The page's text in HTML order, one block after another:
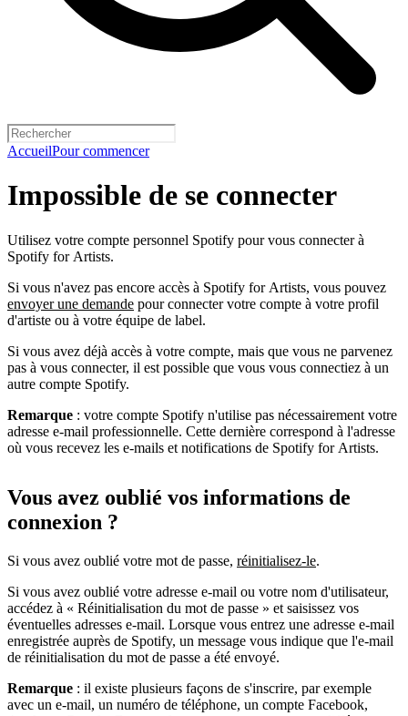
AccueilPour commencer
Impossible de se connecter
Utilisez votre compte personnel Spotify pour vous connecter à
Spotify for Artists.
Si vous n'avez pas encore accès à Spotify for Artists, vous pouvez
envoyer une demande pour connecter votre compte à votre profil
d'artiste ou à votre équipe de label.
Si vous avez déjà accès à votre compte, mais que vous ne parvenez
pas à vous connecter, il est possible que vous vous connectiez à un
autre compte Spotify.
Remarque : votre compte Spotify n'utilise pas nécessairement votre
adresse e-mail professionnelle. Cette dernière correspond à l'adresse
où vous recevez les e-mails et notifications de Spotify for Artists.
Vous avez oublié vos informations de
connexion ?
Si vous avez oublié votre mot de passe, réinitialisez-le.
Si vous avez oublié votre adresse e-mail ou votre nom d'utilisateur,
accédez à « Réinitialisation du mot de passe » et saisissez vos
éventuelles adresses e-mail. Lorsque vous entrez une adresse e-mail
enregistrée auprès de Spotify, un message vous indique que l'e-mail
de réinitialisation du mot de passe a été envoyé.
Remarque : il existe plusieurs façons de s'inscrire, par exemple
avec un e-mail, un numéro de téléphone, un compte Facebook,